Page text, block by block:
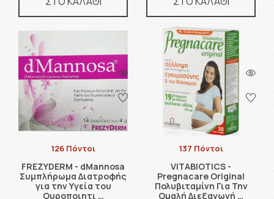
126 Πόντοι
FREZYDERM - dMannosa
Συμπλήρωμα Διατροφής
για την Υγεία του
Ουροποιητι …
137 Πόντοι
VITABIOTICS -
Pregnacare Original
Πολυβιταμίνη Για Την
Ομαλή Διεξαγωγή …